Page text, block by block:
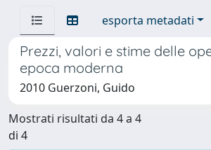
esporta metadati
Prezzi, valori e stime delle
epoca moderna
2010 Guerzoni, Guido
Mostrati risultati da 4 a 4
di 4